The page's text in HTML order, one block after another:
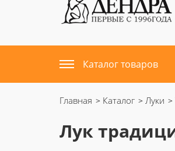
Каталог товаров
Главная Каталог Луки
Лук